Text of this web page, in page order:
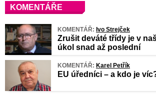
KOMENTÁŘE
KOMENTÁŘ: Ivo Strejček
Zrušit deváté třídy je v
úkol snad až poslední
KOMENTÁŘ: Karel Petřík
EU úředníci – a kdo je